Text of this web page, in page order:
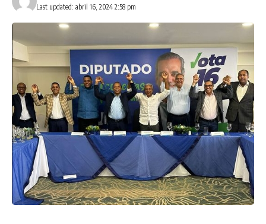
Last updated: abril 16, 2024 2:58 pm